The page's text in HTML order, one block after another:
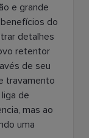
e grande
do
detalhes
retentor
de seu
travamento
de
mas ao
uma